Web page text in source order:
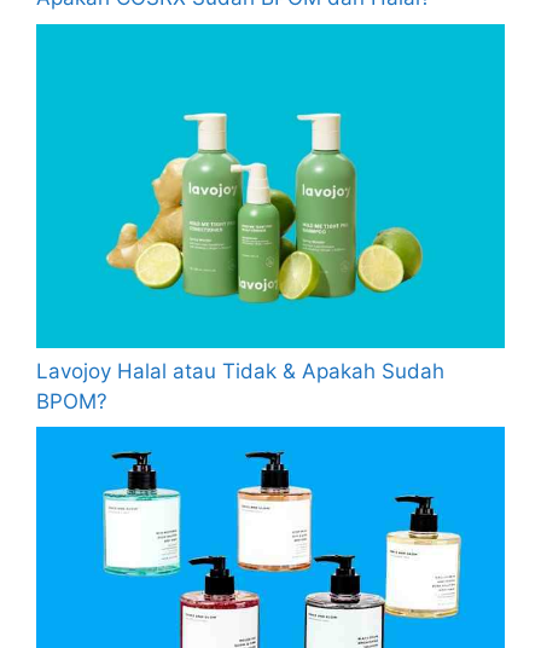
Lavojoy Halal atau Tidak & Apakah Sudah
BPOM?